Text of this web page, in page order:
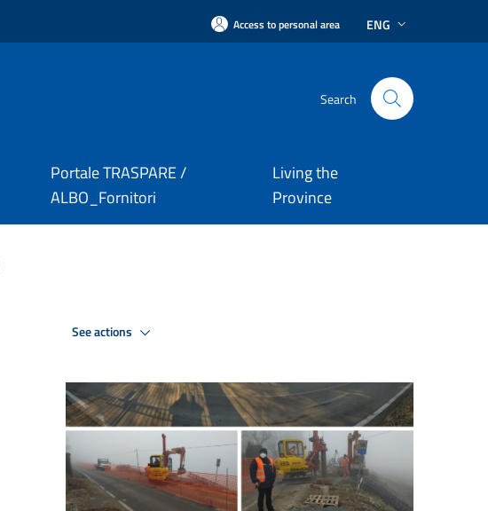
Access to personal area ENG
Search
Portale TRASPARE /
ALBO_Fornitori
Living the
Province
See actions